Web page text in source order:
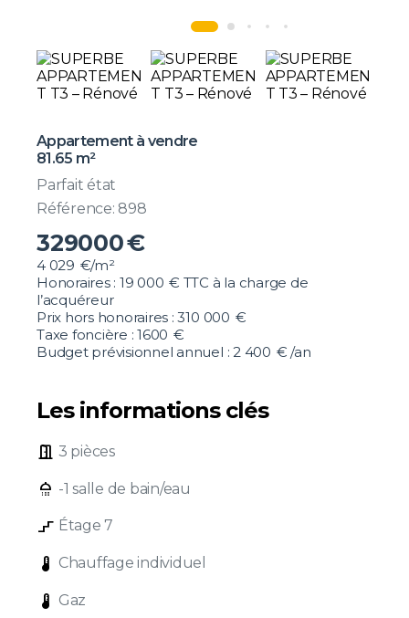
Appartement à vendre
81.65 m²
Parfait état
Référence: 898
329000€
4 029 €/m²
Honoraires : 19 000 € TTC à la charge de
l’acquéreur
Prix hors honoraires : 310 000 €
Taxe foncière : 1600 €
Budget prévisionnel annuel : 2 400 € /an
Les informations clés
door_open 3 pièces
shower -1 salle de bain/eau
stairs_2 Étage 7
device_thermostat Chauffage individuel
device_thermostat Gaz